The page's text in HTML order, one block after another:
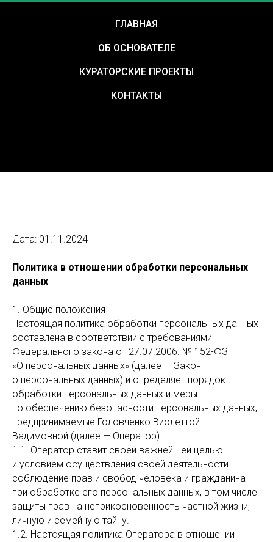
ГЛАВНАЯ
ОБ ОСНОВАТЕЛЕ
КУРАТОРСКИЕ ПРОЕКТЫ
КОНТАКТЫ
Дата: 01.11.2024
Политика в отношении обработки персональных
данных
1. Общие положения
Настоящая политика обработки персональных данных
составлена в соответствии с требованиями
Федерального закона от 27.07.2006. № 152-ФЗ
«О персональных данных» (далее — Закон
о персональных данных) и определяет порядок
обработки персональных данных и меры
по обеспечению безопасности персональных данных,
предпринимаемые Головченко Виолеттой
Вадимовной (далее — Оператор).
1.1. Оператор ставит своей важнейшей целью
и условием осуществления своей деятельности
соблюдение прав и свобод человека и гражданина
при обработке его персональных данных, в том числе
защиты прав на неприкосновенность частной жизни,
личную и семейную тайну.
1.2. Настоящая политика Оператора в отношении